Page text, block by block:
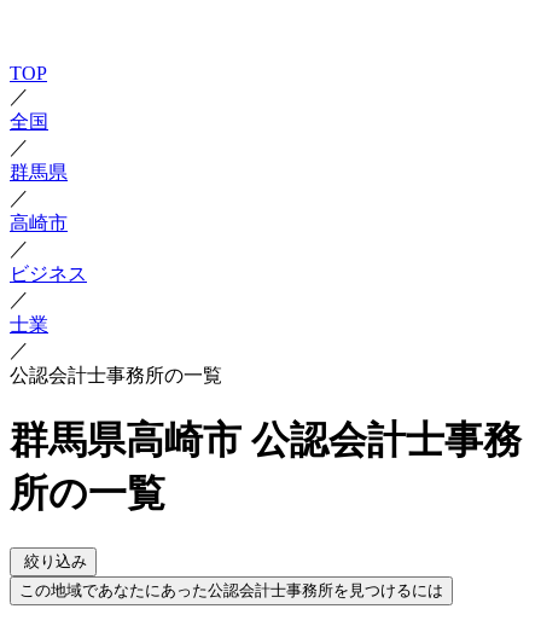
TOP
／
全国
／
群馬県
／
高崎市
／
ビジネス
／
士業
／
公認会計士事務所の一覧
群馬県高崎市 公認会計士事務
所の一覧
絞り込み
この地域であなたにあった公認会計士事務所を見つけるには